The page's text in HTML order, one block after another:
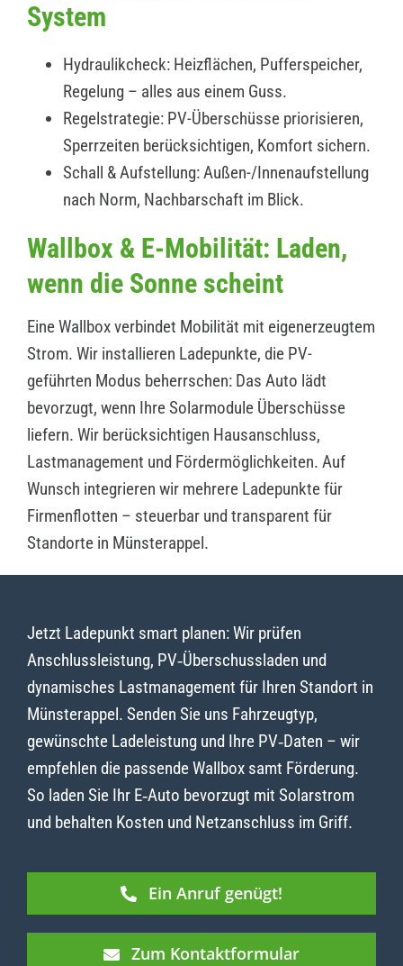
System
Hydraulikcheck: Heizflächen, Pufferspeicher,
Regelung – alles aus einem Guss.
Regelstrategie: PV-Überschüsse priorisieren,
Sperrzeiten berücksichtigen, Komfort sichern.
Schall & Aufstellung: Außen-/Innenaufstellung
nach Norm, Nachbarschaft im Blick.
Wallbox & E-Mobilität: Laden,
wenn die Sonne scheint
Eine Wallbox verbindet Mobilität mit eigenerzeugtem
Strom. Wir installieren Ladepunkte, die PV-
geführten Modus beherrschen: Das Auto lädt
bevorzugt, wenn Ihre Solarmodule Überschüsse
liefern. Wir berücksichtigen Hausanschluss,
Lastmanagement und Fördermöglichkeiten. Auf
Wunsch integrieren wir mehrere Ladepunkte für
Firmenflotten – steuerbar und transparent für
Standorte in Münsterappel.
Jetzt Ladepunkt smart planen: Wir prüfen
Anschlussleistung, PV‑Überschussladen und
dynamisches Lastmanagement für Ihren Standort in
Münsterappel. Senden Sie uns Fahrzeugtyp,
gewünschte Ladeleistung und Ihre PV‑Daten – wir
empfehlen die passende Wallbox samt Förderung.
So laden Sie Ihr E‑Auto bevorzugt mit Solarstrom
und behalten Kosten und Netzanschluss im Griff.
Ein Anruf genügt!
Zum Kontaktformular